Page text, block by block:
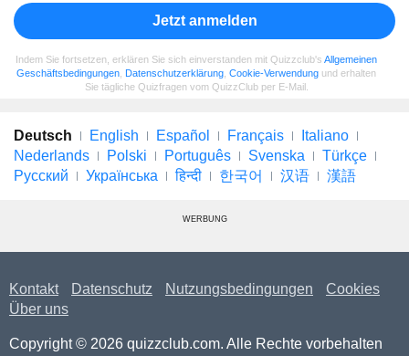
Jetzt anmelden
Indem Sie fortsetzen, erklären Sie sich einverstanden mit Quizzclub's Allgemeinen
Geschäftsbedingungen Datenschutzerklärung Cookie-Verwendung und erhalten
Sie tägliche Quizfragen vom QuizzClub per E-Mail.
Deutsch English Español Français
Italiano
Nederlands
Polski Português Svenska
Türkçe
Русский
Українська हिन्दी 한국어 汉语 漢語
WERBUNG
Kontakt Datenschutz Nutzungsbedingungen
Cookies
Über uns
Copyright © 2026 quizzclub.com. Alle Rechte vorbehalten